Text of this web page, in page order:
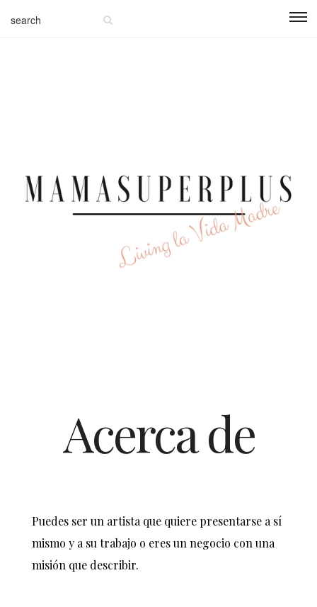
Acerca de
Puedes ser un artista que quiere presentarse a sí
mismo y a su trabajo o eres un negocio con una
misión que describir.